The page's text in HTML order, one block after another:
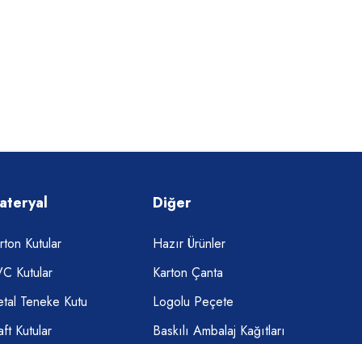
Kutular
Kutular
Teneke Kutu
Kutular
Diğer
Hazır Ürünler
Karton Çanta
Logolu Peçete
Baskılı Ambalaj Kağıtları